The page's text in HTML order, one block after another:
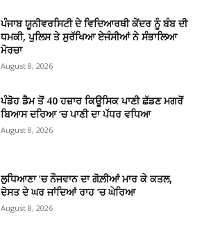
ਪੰਜਾਬ ਯੂਨੀਵਰਸਿਟੀ ਦੇ ਵਿਦਿਆਰਥੀ ਕੇਂਦਰ ਨੂੰ ਬੰਬ ਦੀ
ਧਮਕੀ, ਪੁਲਿਸ ਤੇ ਸੁਰੱਖਿਆ ਏਜੰਸੀਆਂ ਨੇ ਸੰਭਾਲਿਆ
ਮੋਰਚਾ
August 8, 2026
ਪੰਡੋਹ ਡੈਮ ਤੋਂ 40 ਹਜ਼ਾਰ ਕਿਊਸਿਕ ਪਾਣੀ ਛੱਡਣ ਮਗਰੋਂ
ਬਿਆਸ ਦਰਿਆ ’ਚ ਪਾਣੀ ਦਾ ਪੱਧਰ ਵਧਿਆ
August 8, 2026
ਲੁਧਿਆਣਾ ’ਚ ਨੌਜਵਾਨ ਦਾ ਗੋਲ਼ੀਆਂ ਮਾਰ ਕੇ ਕਤਲ,
ਦੋਸਤ ਦੇ ਘਰ ਜਾਂਦਿਆਂ ਰਾਹ ’ਚ ਘੇਰਿਆ
August 8, 2026